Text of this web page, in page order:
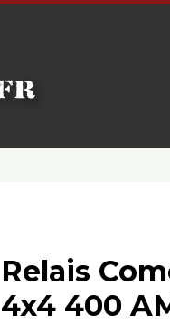
Relais
4x4 400